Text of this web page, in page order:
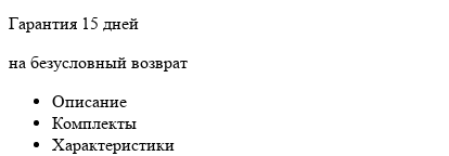
Гарантия 15 дней
на безусловный возврат
Описание
Комплекты
Характеристики